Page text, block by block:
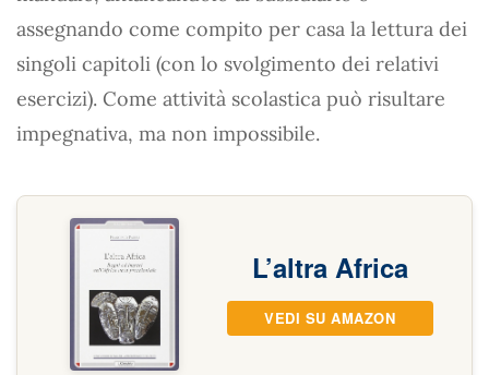
assegnando come compito per casa la lettura dei
singoli capitoli (con lo svolgimento dei relativi
esercizi). Come attività scolastica può risultare
impegnativa, ma non impossibile.
L’altra Africa
VEDI SU AMAZON